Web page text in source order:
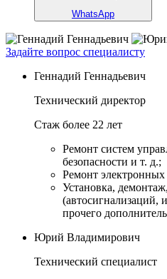
WhatsApp
Задайте вопрос специалисту
Геннадий Геннадьевич
Технический директор
Стаж более 22 лет
Ремонт систем
безопасности и т. д.;
Ремонт электронных
Установка,
(автосигнализаций,
прочего
Юрий Владимирович
Технический специалист